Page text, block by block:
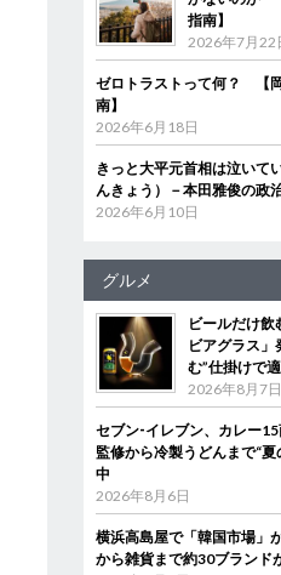
指南】
2026年7月22
ゼロトラストって何？ 【
南】
2026年6月18日
きっと大平元首相は泣い
んきょう）－本田雅俊の政
2026年6月10日
グルメ
ビールだけ飲
ビアグラス
む”仕掛けで
2026年8月7日
セブン‐イレブン、カレー
監修から冷製うどんまで“
中
2026年8月6日
横浜高島屋で「韓国市場
から雑貨まで約30ブランド